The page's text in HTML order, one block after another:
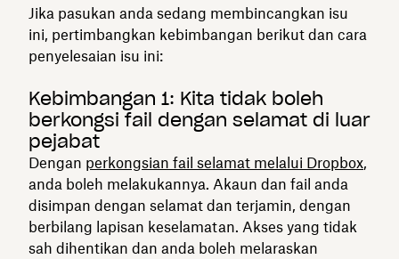
Jika pasukan anda sedang membincangkan isu
ini, pertimbangkan kebimbangan berikut dan cara
penyelesaian isu ini:
Kebimbangan 1: Kita tidak boleh
berkongsi fail dengan selamat di luar
pejabat
Dengan perkongsian fail selamat melalui Dropbox,
anda boleh melakukannya. Akaun dan fail anda
disimpan dengan selamat dan terjamin, dengan
berbilang lapisan keselamatan. Akses yang tidak
sah dihentikan dan anda boleh melaraskan